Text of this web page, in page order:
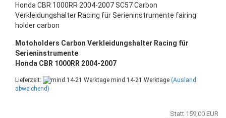
Honda CBR 1000RR 2004-2007 SC57 Carbon
Verkleidungshalter Racing für Serieninstrumente fairing
holder carbon
Motoholders Carbon Verkleidungshalter Racing für
Serieninstrumente
Honda CBR 1000RR 2004-2007
Lieferzeit: mind.14-21 Werktage (Ausland
abweichend)
Statt 159,00 EUR